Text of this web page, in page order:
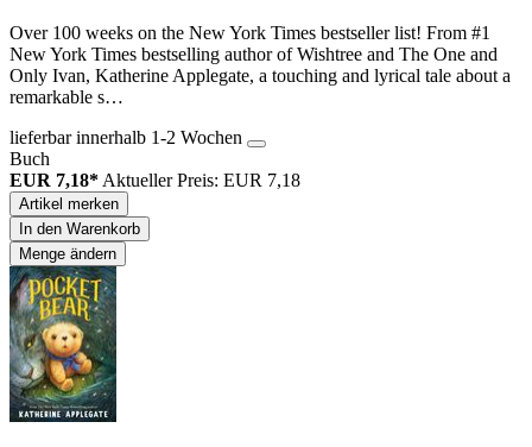
Over 100 weeks on the New York Times bestseller list! From #1
New York Times bestselling author of Wishtree and The One and
Only Ivan, Katherine Applegate, a touching and lyrical tale about a
remarkable s…
lieferbar innerhalb 1-2 Wochen
Buch
EUR 7,18* Aktueller Preis: EUR 7,18
Artikel merken
In den Warenkorb
Menge ändern